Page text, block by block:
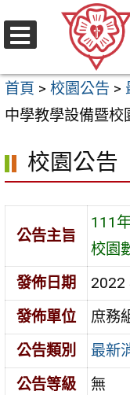
至
要
內
區
首頁 > 校園公告 >
中學教學設備暨校
校園公告
公告主旨
111
校園
發佈日期
2022
發佈單位
庶務
公告類別
最新
公告等級
無
選
單